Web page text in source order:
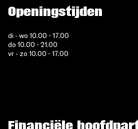
Openingstijden
di - wo 10.00 - 17.00
do 10.00 - 21.00
vr - zo 10.00 - 17.00
Financiële